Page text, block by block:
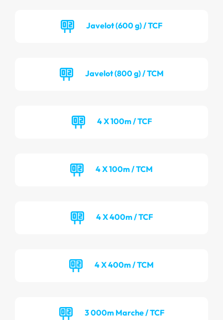
Javelot (600 g) / TCF
Javelot (800 g) / TCM
4 X 100m / TCF
4 X 100m / TCM
4 X 400m / TCF
4 X 400m / TCM
3 000m Marche / TCF